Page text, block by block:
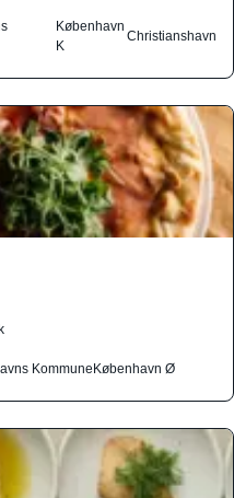
København
K
Christianshavn
KommuneKøbenhavn Ø